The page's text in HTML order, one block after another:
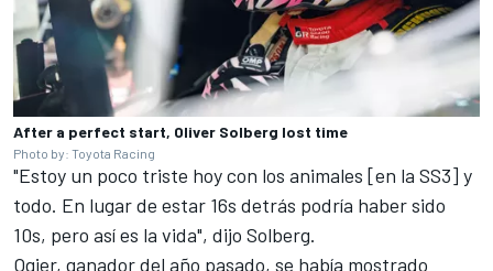
After a perfect start, Oliver Solberg lost time
Photo by: Toyota Racing
"Estoy un poco triste hoy con los animales [en la SS3] y
todo. En lugar de estar 16s detrás podría haber sido
10s, pero así es la vida", dijo Solberg.
Ogier, ganador del año pasado, se había mostrado